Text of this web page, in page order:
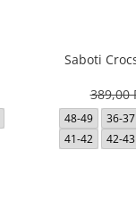
Saboti
389,00
48-49 36-37
41-42
42-43